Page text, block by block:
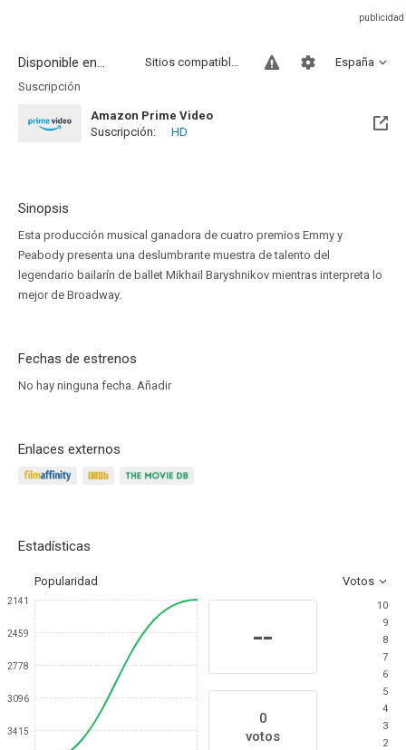
Disponible en... España
Sitios compatibles
Suscripción
Amazon Prime Video
Suscripción:
HD
Sinopsis
Esta producción musical ganadora de cuatro premios Emmy y
Peabody presenta una deslumbrante muestra de talento del
legendario bailarín de ballet Mikhail Baryshnikov mientras interpreta lo
mejor de Broadway.
Fechas de estrenos
No hay ninguna fecha. Añadir
Enlaces externos
Estadísticas
Popularidad Votos
2141
2459
2778
3096
3415
--
0
votos
10
9
8
7
6
5
4
3
2